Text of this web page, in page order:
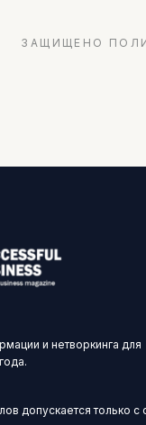
ЗАЩИЩЕНО
и нетворкинга для
допускается только с